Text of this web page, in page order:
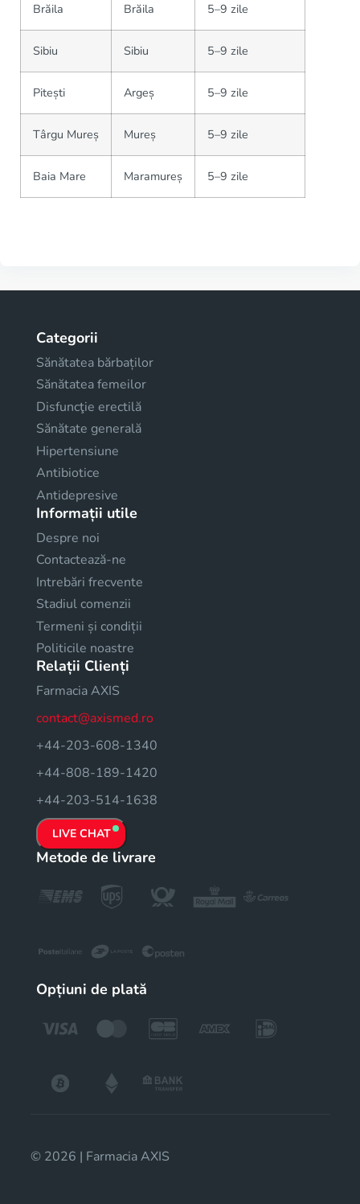
Brăila Brăila 5–9 zile
Sibiu Sibiu 5–9 zile
Pitești Argeș 5–9 zile
Târgu Mureș Mureș 5–9 zile
Baia Mare Maramureș 5–9 zile
Categorii
Sănătatea bărbaților
Sănătatea femeilor
Disfuncţie erectilă
Sănătate generală
Hipertensiune
Antibiotice
Antidepresive
Informații utile
Despre noi
Contactează-ne
Intrebări frecvente
Stadiul comenzii
Termeni și condiții
Politicile noastre
Relații Clienți
Farmacia AXIS
contact@axismed.ro
+44-203-608-1340
+44-808-189-1420
+44-203-514-1638
LIVE CHAT
Metode de livrare
Opțiuni de plată
© 2026 | Farmacia AXIS